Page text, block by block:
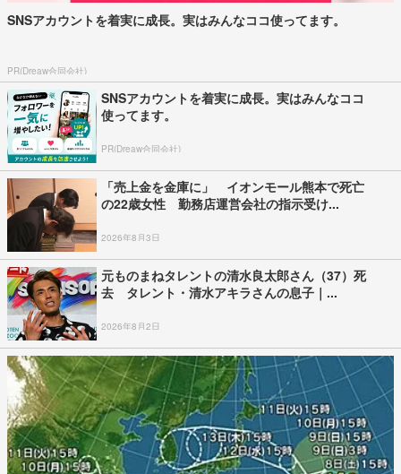
SNSアカウントを着実に成長。実はみんなココ使ってます。
PR(Dreaw合同会社)
SNSアカウントを着実に成長。実はみんなココ
使ってます。
PR(Dreaw合同会社)
「売上金を金庫に」 イオンモール熊本で死亡
の22歳女性 勤務店運営会社の指示受け...
2026年8月3日
元ものまねタレントの清水良太郎さん（37）死
去 タレント・清水アキラさんの息子｜...
2026年8月2日